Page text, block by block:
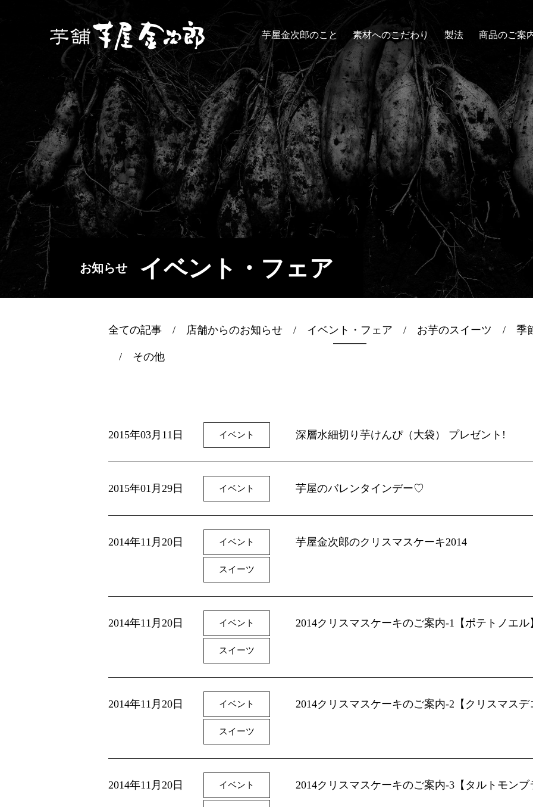
芋屋金次郎のこと 素材へのこだわり 製法 商品のご案
芋けんぴ
スイーツ
その他
お知らせ イベント・フェア
全ての記事 店舗からのお知らせ イベント・フェア お芋のスイーツ 季
その他
2015年03月11日 イベント 深層水細切り芋けんぴ（大袋） プレゼント!
2015年01月29日 イベント 芋屋のバレンタインデー♡
2014年11月20日 イベント
スイーツ
芋屋金次郎のクリスマスケーキ2014
2014年11月20日 イベント
スイーツ
2014クリスマスケーキのご案内-1【ポテトノエル
2014年11月20日 イベント
スイーツ
2014クリスマスケーキのご案内-2【クリスマスデ
2014年11月20日 イベント 2014クリスマスケーキのご案内-3【タルトモンブ